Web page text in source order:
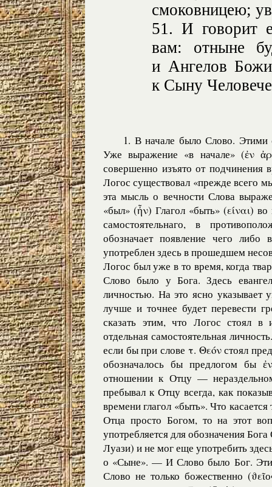
смоковницею;
51. И говорит
вам: отныне
и Ангелов
к Сыну
1. В начале было Слово. Этими
Уже выражение «в начале» (ἐν
совершенно изъято от подчинения
Логос существовал «прежде всего
эта мысль о вечности Слова
«был» (ἦν) Глагол «быть» (είναι)
самостоятельнаго, в
обозначает появление чего
употреблен здесь в прошедшем
Логос был уже в то время, когда
Слово было у Бога. Здесь
личностью. На это ясно указывает
лучше и точнее будет перевести
сказать этим, что Логос стоял в
отдельная самостоятельная
если бы при слове τ. Θεόν стоял
обозначалось бы предлогом бы
отношении к Отцу —
пребывал к Отцу всегда, как
времени глагол «быть». Что
Отца просто Богом, то на этот
употребляется для обозначения
Луази) и не мог еще употребить
о «Сыне». — И Слово было Бог.
Слово не только божественно